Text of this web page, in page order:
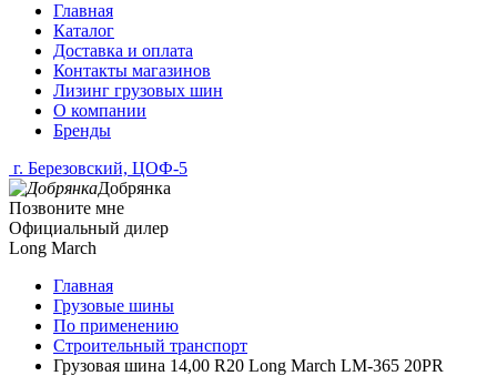
Главная
Каталог
Доставка и оплата
Контакты магазинов
Лизинг грузовых шин
О компании
Бренды
г. Березовский, ЦОФ-5
Добрянка
Позвоните мне
Официальный дилер
Long March
Главная
Грузовые шины
По применению
Строительный транспорт
Грузовая шина 14,00 R20 Long March LM-365 20PR